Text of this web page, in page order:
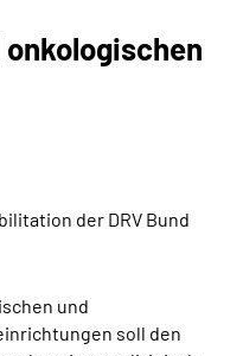
der DRV Bund
und
soll den